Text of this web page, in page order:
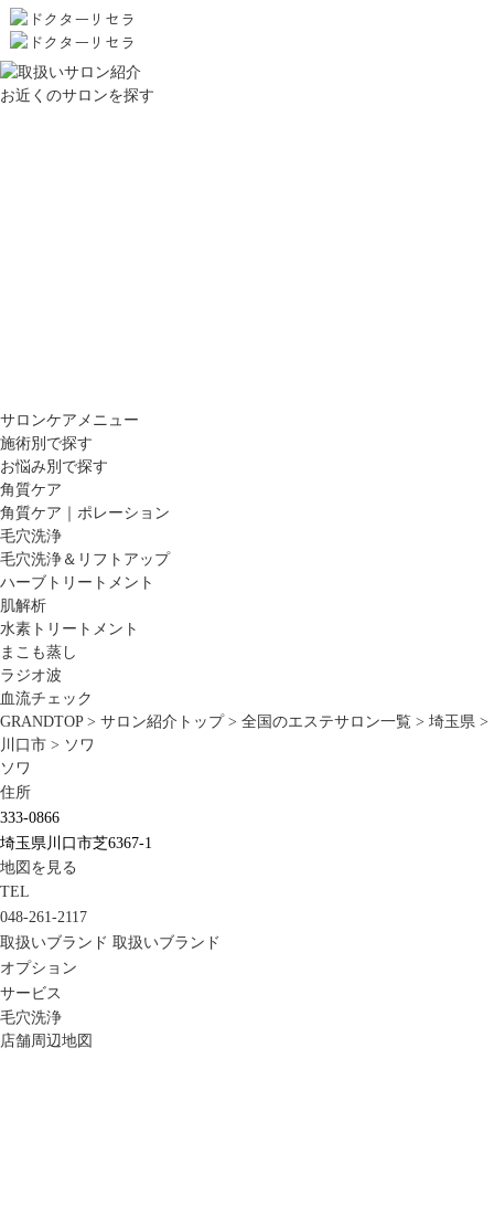
お近くのサロンを探す
サロンケアメニュー
施術別で探す
お悩み別で探す
角質ケア
角質ケア｜ポレーション
毛穴洗浄
毛穴洗浄＆リフトアップ
ハーブトリートメント
肌解析
水素トリートメント
まこも蒸し
ラジオ波
血流チェック
GRANDTOP > サロン紹介トップ > 全国のエステサロン一覧 > 埼玉県 >
川口市 > ソワ
ソワ
住所
333-0866
埼玉県川口市芝6367-1
地図を見る
TEL
048-261-2117
取扱いブランド 取扱いブランド
オプション
サービス
毛穴洗浄
店舗周辺地図